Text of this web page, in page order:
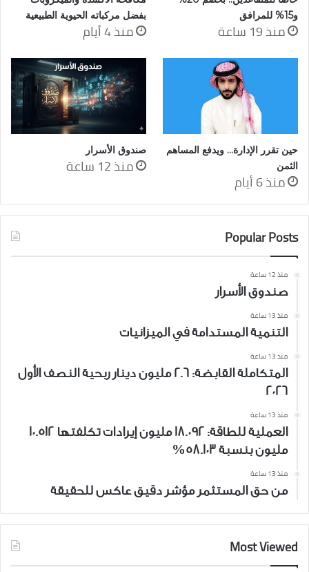
و15% للمرافق
منذ 19 ساعة
بفضل مركباته الحيوية الطبيعية
منذ 4 أيام
حين تقرر الإدارة… ويدفع المساهم
الثمن
منذ 6 أيام
صندوق الأسرار
منذ 12 ساعة
Popular Posts
منذ 12 ساعة
صندوق الأسرار
منذ 13 ساعة
التنمية المستدامة في الميزانيات
منذ 13 ساعة
المتكاملة القابضة: 2.6 مليون دينار ربحية النصف الأول
2026
منذ 13 ساعة
العملية للطاقة: 18.092 مليون إيرادات تكلفتها 10.512
مليون بنسبة 58.103%
منذ 13 ساعة
من حق المستثمر مؤشر دقيق عاكس للحقيقة
Most Viewed